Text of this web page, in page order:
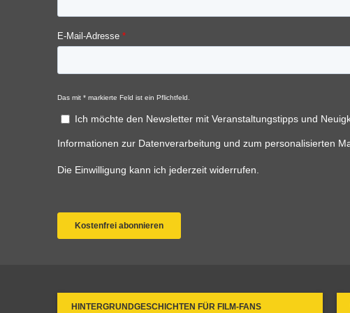
HINTERGRUNDGESCHICHTEN FÜR FILM-FANS